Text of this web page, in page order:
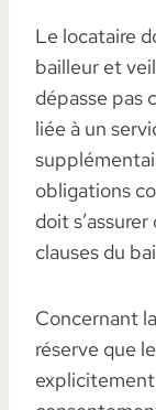
Le locataire
bailleur et
dépasse pas
liée à un
obligations
doit
clauses du
Concernant
réserve que